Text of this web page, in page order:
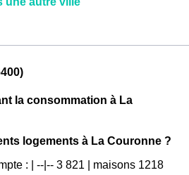
la consommation à La
logements à La Couronne ?
: | --|-- 3 821 | maisons 1218